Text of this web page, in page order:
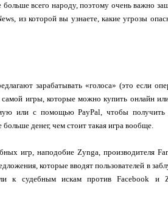
всего народу, поэтому очень важно
из которой вы узнаете, какие угрозы
зарабатывать «голоса» (это если
игры, которые можно купить онлайн
или с помощью PayPal, чтобы получить
денег, чем стоит такая игра вообще.
игр, наподобие Zynga, производителя
которые вводят пользователей в
к судебным искам против Facebook и